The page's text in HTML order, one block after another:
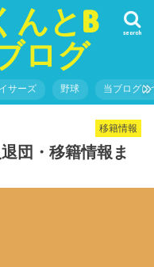
んとB
ログ
search
サーズ 野球 当ブログに
移籍情報
団・移籍情報ま